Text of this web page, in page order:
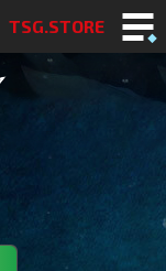
TSG.STORE